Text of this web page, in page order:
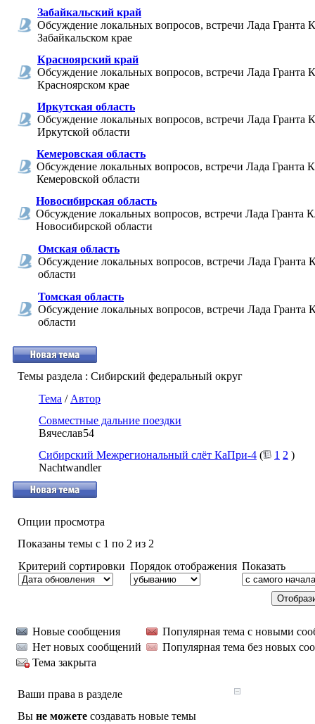
Забайкальский край
Обсуждение локальных вопросов, встречи Лада Гранта
Забайкальском крае
Красноярский край
Обсуждение локальных вопросов, встречи Лада Гранта
Красноярском крае
Иркутская область
Обсуждение локальных вопросов, встречи Лада Гранта
Иркутской области
Кемеровская область
Обсуждение локальных вопросов, встречи Лада Гранта
Кемеровской области
Новосибирская область
Обсуждение локальных вопросов, встречи Лада Гранта
Новосибирской области
Омская область
Обсуждение локальных вопросов, встречи Лада Гранта
области
Томская область
Обсуждение локальных вопросов, встречи Лада Гранта
области
Темы раздела : Сибирский федеральный округ
Тема / Автор
Совместные дальние поездки
Вячеслав54
Сибирский Межрегиональный слёт КаПри-4 ( 1 2 )
Nachtwandler
Опции просмотра
Показаны темы с 1 по 2 из 2
Критерий сортировки Порядок отображения Показать
Новые сообщения
Популярная тема с новыми
Нет новых сообщений
Популярная тема без новых
Тема закрыта
Ваши права в разделе
Вы не можете создавать новые темы